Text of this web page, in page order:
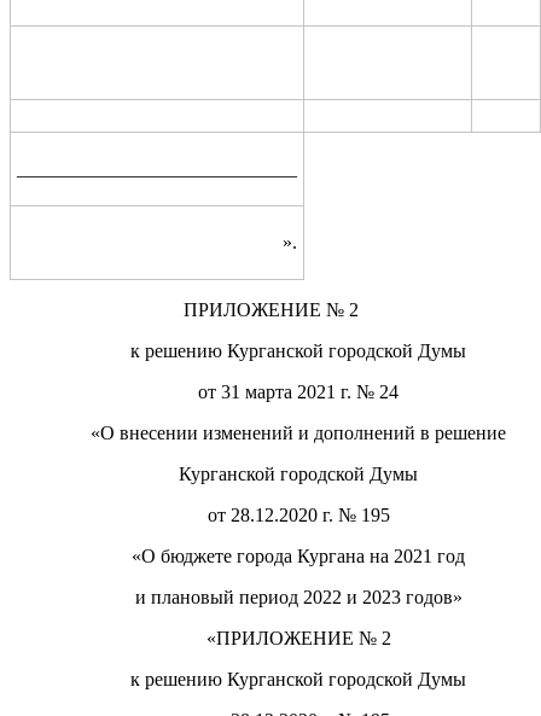
».
ПРИЛОЖЕНИЕ № 2
к решению Курганской городской Думы
от 31 марта 2021г. № 24
«О внесении изменений и дополнений в решение
Курганской городской Думы
от 28.12.2020 г. № 195
«О бюджете города Кургана на 2021 год
и плановый период 2022 и 2023 годов»
«ПРИЛОЖЕНИЕ № 2
к решению Курганской городской Думы